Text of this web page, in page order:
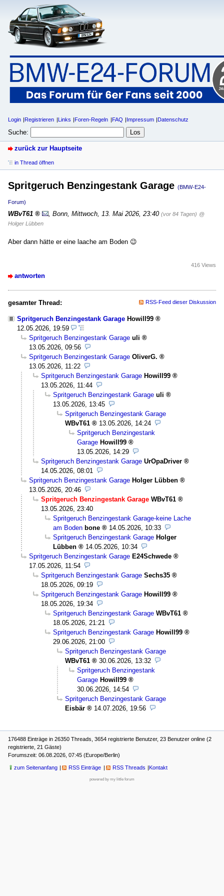
Login Registrieren Links Foren-Regeln FAQ Impressum Datenschutz
Suche:
zurück zur Hauptseite
in Thread öffnen
Spritgeruch Benzingestank Garage (BMW-E24-
Forum)
WBvT61 Bonn Mittwoch, 13. Mai 2026, 23:40 (vor 84 Tagen) @
Holger Lübben
Aber dann hätte er eine laache am Boden 😉
antworten
416 Views
gesamter Thread: RSS-Feed dieser Diskussion
Spritgeruch Benzingestank Garage Howill99
12.05.2026, 19:59
Spritgeruch Benzingestank Garage uli
13.05.2026, 09:56
Spritgeruch Benzingestank Garage OliverG.
13.05.2026, 11:22
Spritgeruch Benzingestank Garage Howill99
13.05.2026, 11:44
Spritgeruch Benzingestank Garage uli
13.05.2026, 13:45
Spritgeruch Benzingestank Garage
WBvT61
13.05.2026, 14:24
Spritgeruch Benzingestank
Garage Howill99
13.05.2026, 14:29
Spritgeruch Benzingestank Garage UrOpaDriver
14.05.2026, 08:01
Spritgeruch Benzingestank Garage Holger Lübben
13.05.2026, 20:46
Spritgeruch Benzingestank Garage WBvT61
13.05.2026, 23:40
Spritgeruch Benzingestank Garage-keine Lache
am Boden bone
14.05.2026, 10:33
Spritgeruch Benzingestank Garage Holger
Lübben
14.05.2026, 10:34
Spritgeruch Benzingestank Garage E24Schwede
17.05.2026, 11:54
Spritgeruch Benzingestank Garage Sechs35
18.05.2026, 09:19
Spritgeruch Benzingestank Garage Howill99
18.05.2026, 19:34
Spritgeruch Benzingestank Garage WBvT61
18.05.2026, 21:21
Spritgeruch Benzingestank Garage Howill99
29.06.2026, 21:00
Spritgeruch Benzingestank Garage
WBvT61
30.06.2026, 13:32
Spritgeruch Benzingestank
Garage Howill99
30.06.2026, 14:54
Spritgeruch Benzingestank Garage
Eisbär
14.07.2026, 19:56
176488 Einträge in 26350 Threads, 3654 registrierte Benutzer, 23 Benutzer online (2
registrierte, 21 Gäste)
Forumszeit: 06.08.2026, 07:45 (Europe/Berlin)
zum Seitenanfang RSS Einträge RSS Threads Kontakt
powered by my little forum